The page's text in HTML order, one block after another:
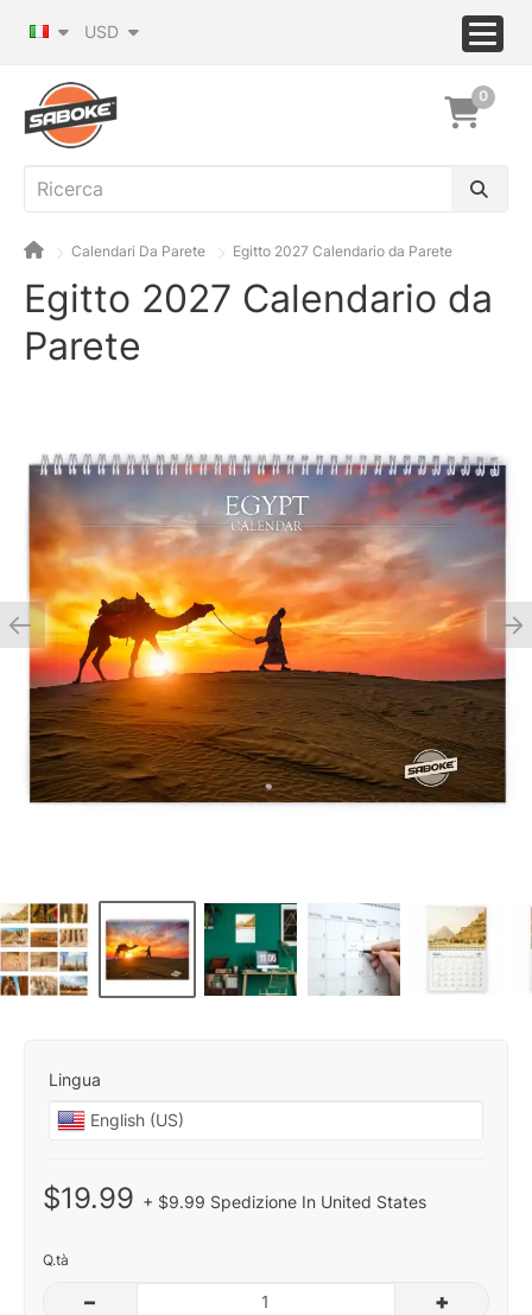
USD
0
Calendari Da Parete Egitto 2027 Calendario da Parete
Egitto 2027 Calendario da
Parete
Lingua
$19.99 + $9.99 Spedizione In United States
Q.tà
– +